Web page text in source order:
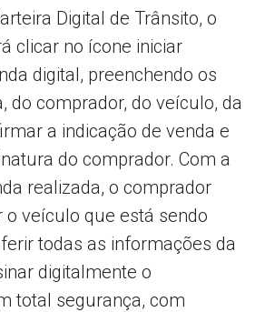
Digital de Trânsito, o
clicar no ícone iniciar
digital, preenchendo os
do comprador, do veículo, da
a indicação de venda e
do comprador. Com a
realizada, o comprador
o veículo que está sendo
todas as informações da
digitalmente o
total segurança, com